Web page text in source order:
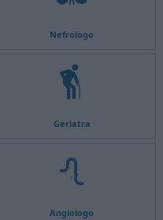
Nefrologo
Geriatra
Angiologo